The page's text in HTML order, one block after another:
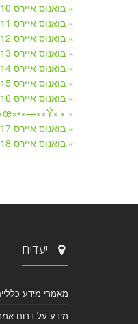
» בואנוס איירס #10
» בואנוס איירס #11
» בואנוס איירס #12
» בואנוס איירס #13
» בואנוס איירס #14
» בואנוס איירס #15
» בואנוס איירס #16
» ×’×Ÿ ×—×™×•×ª ×‘×œ×•×—××Ÿ, ×‘×•×× ×•×¡ ××™×™×¨×¡, ××¨×’× ×˜×™× ×”.
» בואנוס איירס #17
» בואנוס איירס #18
יעדים
מאמרי מידע
מידע על דרום